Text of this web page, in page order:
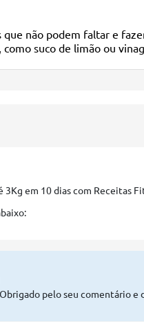
que não podem faltar e
suco de limão ou
em 10 dias com Receitas
pelo seu comentário e